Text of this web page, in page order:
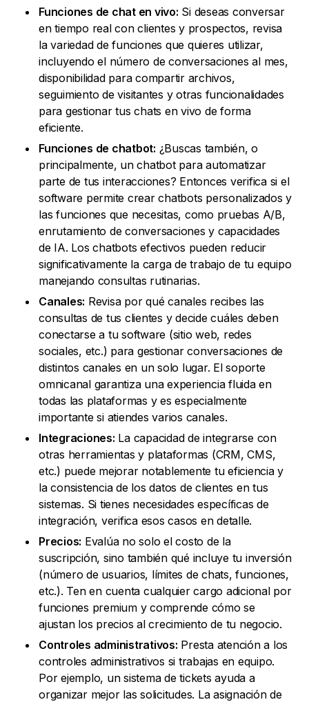
Funciones de chat en vivo: Si deseas conversar
en tiempo real con clientes y prospectos, revisa
la variedad de funciones que quieres utilizar,
incluyendo el número de conversaciones al mes,
disponibilidad para compartir archivos,
seguimiento de visitantes y otras funcionalidades
para gestionar tus chats en vivo de forma
eficiente.
Funciones de chatbot: ¿Buscas también, o
principalmente, un chatbot para automatizar
parte de tus interacciones? Entonces verifica si el
software permite crear chatbots personalizados y
las funciones que necesitas, como pruebas A/B,
enrutamiento de conversaciones y capacidades
de IA. Los chatbots efectivos pueden reducir
significativamente la carga de trabajo de tu equipo
manejando consultas rutinarias.
Canales: Revisa por qué canales recibes las
consultas de tus clientes y decide cuáles deben
conectarse a tu software (sitio web, redes
sociales, etc.) para gestionar conversaciones de
distintos canales en un solo lugar. El soporte
omnicanal garantiza una experiencia fluida en
todas las plataformas y es especialmente
importante si atiendes varios canales.
Integraciones: La capacidad de integrarse con
otras herramientas y plataformas (CRM, CMS,
etc.) puede mejorar notablemente tu eficiencia y
la consistencia de los datos de clientes en tus
sistemas. Si tienes necesidades específicas de
integración, verifica esos casos en detalle.
Precios: Evalúa no solo el costo de la
suscripción, sino también qué incluye tu inversión
(número de usuarios, límites de chats, funciones,
etc.). Ten en cuenta cualquier cargo adicional por
funciones premium y comprende cómo se
ajustan los precios al crecimiento de tu negocio.
Controles administrativos: Presta atención a los
controles administrativos si trabajas en equipo.
Por ejemplo, un sistema de tickets ayuda a
organizar mejor las solicitudes. La asignación de